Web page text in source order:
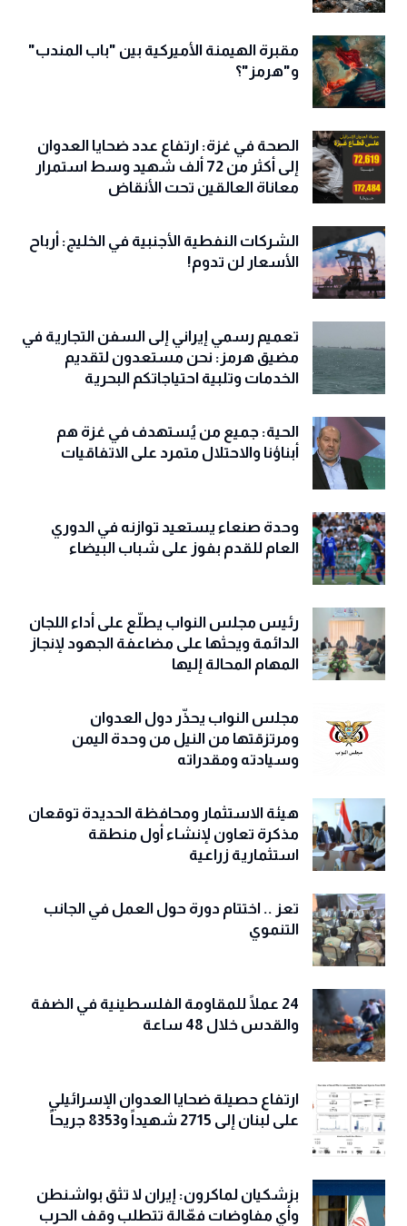
مقبرة الهيمنة الأميركية بين "باب المندب"
و"هرمز"؟
الصحة في غزة: ارتفاع عدد ضحايا العدوان
إلى أكثر من 72 ألف شهيد وسط استمرار
معاناة العالقين تحت الأنقاض
الشركات النفطية الأجنبية في الخليج: أرباح
الأسعار لن تدوم!
تعميم رسمي إيراني إلى السفن التجارية في
مضيق هرمز: نحن مستعدون لتقديم
الخدمات وتلبية احتياجاتكم البحرية
الحية: جميع من يُستهدف في غزة هم
أبناؤنا والاحتلال متمرد على الاتفاقيات
وحدة صنعاء يستعيد توازنه في الدوري
العام للقدم بفوز على شباب البيضاء
رئيس مجلس النواب يطلّع على أداء اللجان
الدائمة ويحثها على مضاعفة الجهود لإنجاز
المهام المحالة إليها
مجلس النواب يحذّّر دول العدوان
ومرتزقتها من النيل من وحدة اليمن
وسيادته ومقدراته
هيئة الاستثمار ومحافظة الحديدة توقعان
مذكرة تعاون لإنشاء أول منطقة
استثمارية زراعية
تعز .. اختتام دورة حول العمل في الجانب
التنموي
24 عملًا للمقاومة الفلسطينية في الضفة
والقدس خلال 48 ساعة
ارتفاع حصيلة ضحايا العدوان الإسرائيلي
على لبنان إلى 2715 شهيداً و8353 جريحاً
بزشكيان لماكرون: إيران لا تثق بواشنطن
وأي مفاوضات فعّالة تتطلب وقف الحرب